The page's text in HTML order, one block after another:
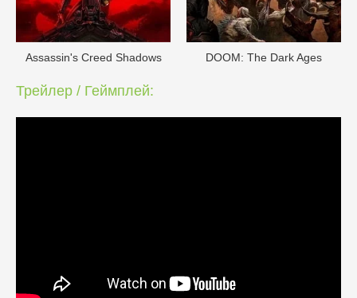
Assassin's Creed Shadows DOОM: The Dark Ages
Трейлер / Геймплей: